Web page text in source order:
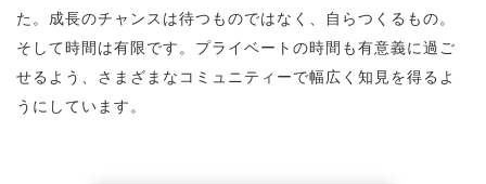
た。成長のチャンスは待つものではなく、自らつくるもの。
そして時間は有限です。プライベートの時間も有意義に過ご
せるよう、さまざまなコミュニティーで幅広く知見を得るよ
うにしています。